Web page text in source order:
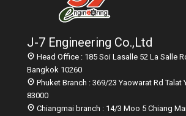
J-7 Engineering Co.,Ltd
Head Office : 185 Soi Lasalle 52 La Salle
Bangkok 10260
Phuket Branch : 369/23 Yaowarat Rd Talat
83000
Chiangmai branch : 14/3 Moo 5 Chiang